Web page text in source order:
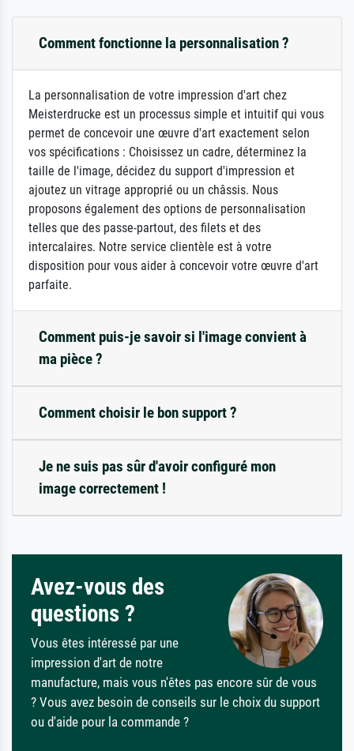
Comment fonctionne la personnalisation ?
La personnalisation de votre impression d'art chez
Meisterdrucke est un processus simple et intuitif qui vous
permet de concevoir une œuvre d'art exactement selon
vos spécifications : Choisissez un cadre, déterminez la
taille de l'image, décidez du support d'impression et
ajoutez un vitrage approprié ou un châssis. Nous
proposons également des options de personnalisation
telles que des passe-partout, des filets et des
intercalaires. Notre service clientèle est à votre
disposition pour vous aider à concevoir votre œuvre d'art
parfaite.
Comment puis-je savoir si l'image convient à
ma pièce ?
Comment choisir le bon support ?
Je ne suis pas sûr d'avoir configuré mon
image correctement !
Avez-vous des
questions ?
Vous êtes intéressé par une
impression d'art de notre
manufacture, mais vous n'êtes pas encore sûr de vous
? Vous avez besoin de conseils sur le choix du support
ou d'aide pour la commande ?